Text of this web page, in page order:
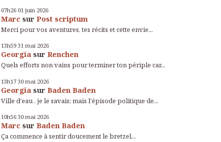
07h26 01 juin 2026
Marc sur Post scriptum
Merci pour vos aventures, tes récits et cette envie...
13h59 31 mai 2026
Georgia sur Renchen
Quels efforts non vains pour terminer ton périple car...
13h17 30 mai 2026
Georgia sur Baden Baden
Ville d'eau , je le savais; mais l'épisode politique de...
10h56 30 mai 2026
Marc sur Baden Baden
Ça commence à sentir doucement le bretzel...